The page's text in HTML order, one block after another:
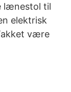
lænestol til
elektrisk
være